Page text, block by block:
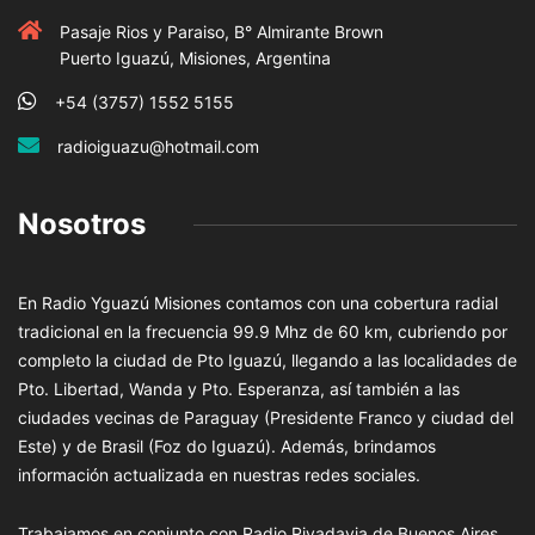
Pasaje Rios y Paraiso, B° Almirante Brown
Puerto Iguazú, Misiones, Argentina
+54 (3757) 1552 5155
radioiguazu@hotmail.com
Nosotros
En Radio Yguazú Misiones contamos con una cobertura radial
tradicional en la frecuencia 99.9 Mhz de 60 km, cubriendo por
completo la ciudad de Pto Iguazú, llegando a las localidades de
Pto. Libertad, Wanda y Pto. Esperanza, así también a las
ciudades vecinas de Paraguay (Presidente Franco y ciudad del
Este) y de Brasil (Foz do Iguazú). Además, brindamos
información actualizada en nuestras redes sociales.